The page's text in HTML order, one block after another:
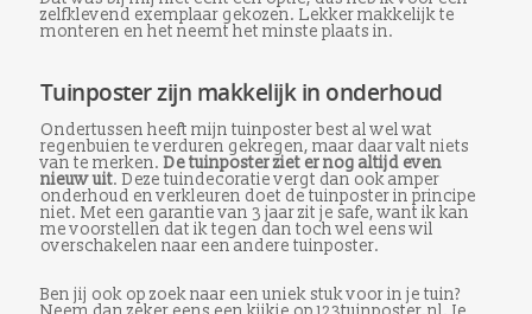
zelfklevend exemplaar gekozen. Lekker makkelijk te
monteren en het neemt het minste plaats in.
Tuinposter zijn makkelijk in onderhoud
Ondertussen heeft mijn tuinposter best al wel wat
regenbuien te verduren gekregen, maar daar valt niets
van te merken.De tuinposter ziet er nog altijd even
nieuw uit. Deze tuindecoratie vergt dan ook amper
onderhoud en verkleuren doet de tuinposter in principe
niet. Met een garantie van 3 jaar zit je safe, want ik kan
me voorstellen dat ik tegen dan toch wel eens wil
overschakelen naar een andere tuinposter.
Ben jij ook op zoek naar een uniek stuk voor in je tuin?